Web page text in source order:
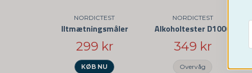
NORDICTEST
Iltmætningsmåler
299 kr
KØB NU
NORDICTEST
Alkoholtester D1000
349 kr
Overvåg